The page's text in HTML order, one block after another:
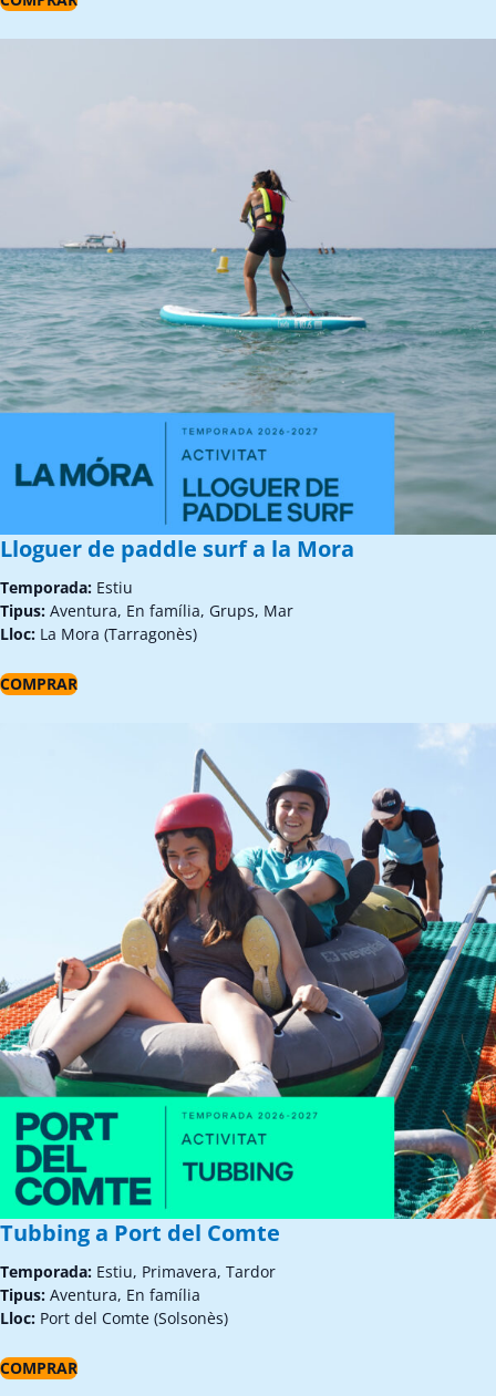
Lloguer de paddle surf a la Mora
Temporada: Estiu
Tipus: Aventura, En família, Grups, Mar
Lloc: La Mora (Tarragonès)
COMPRAR
Tubbing a Port del Comte
Temporada: Estiu, Primavera, Tardor
Tipus: Aventura, En família
Lloc: Port del Comte (Solsonès)
COMPRAR